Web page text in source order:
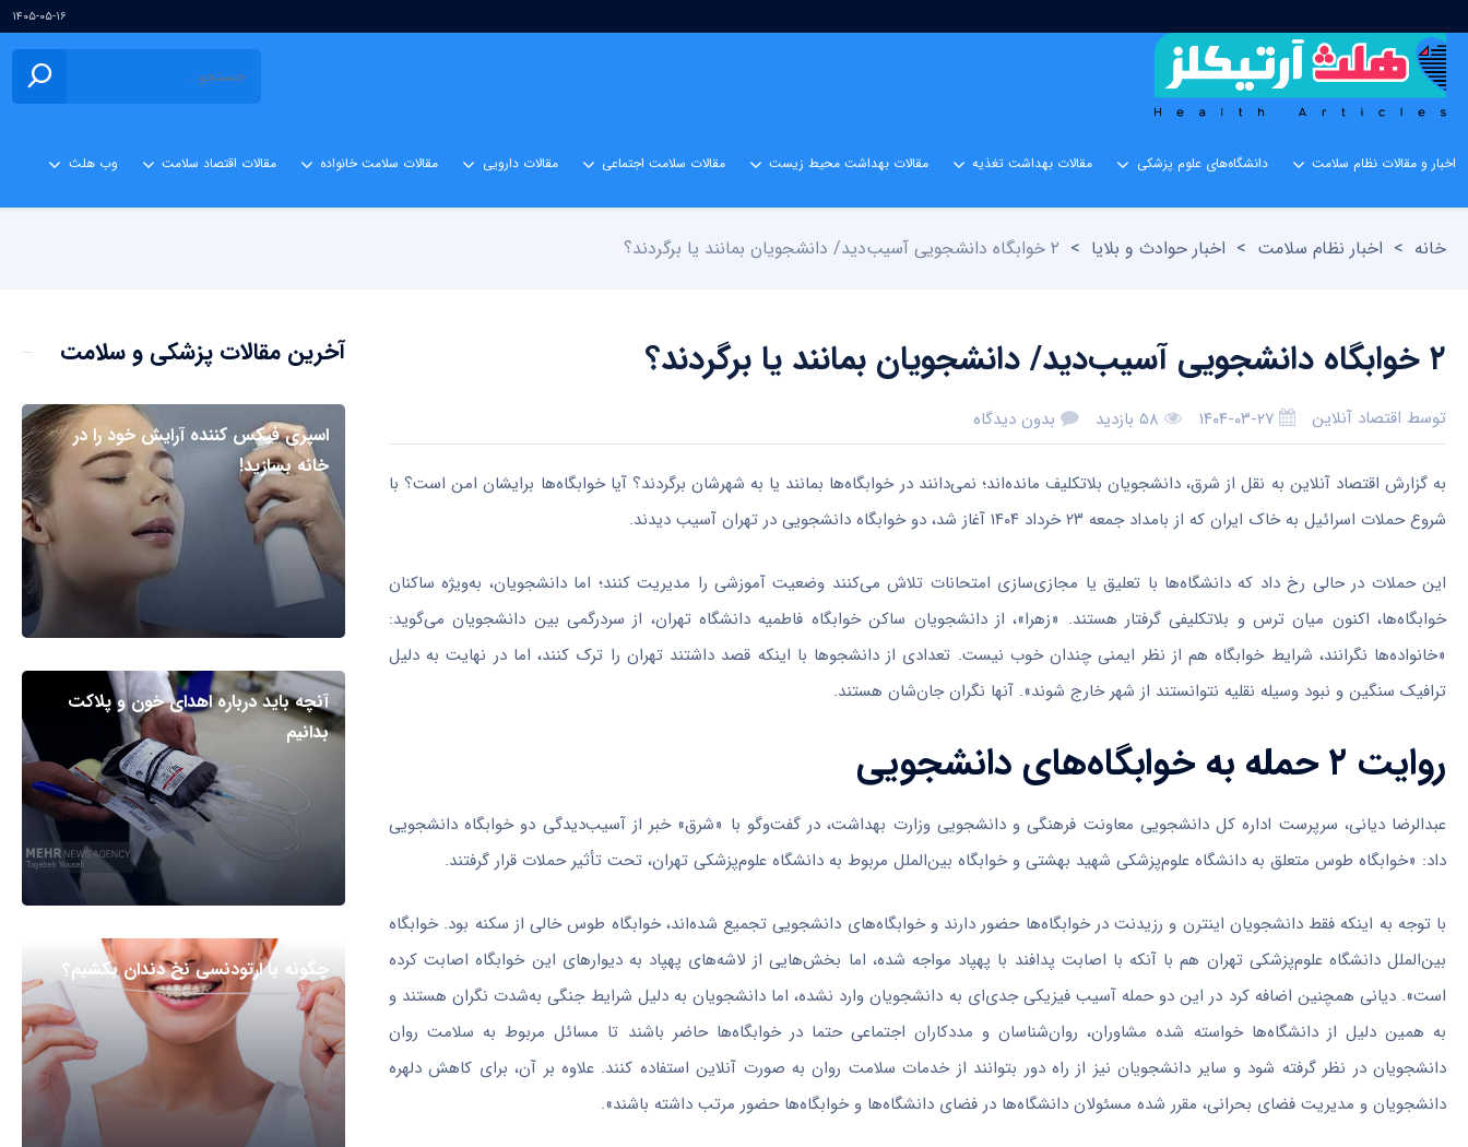
۱۴۰۵-۰۵-۱۶
اخبار و مقالات نظام سلامت دانشگاه‌های علوم پزشکی مقالات بهداشت تغذیه مقالات بهداشت محیط زیست مقالات سلامت اجتماعی مقالات دارویی مقالات سلامت خانواده مقالات اقتصاد سلامت وب هلث
خانه > اخبار نظام سلامت > اخبار حوادث و بلایا > ۲ خوابگاه دانشجویی آسیب‌دید/ دانشجویان بمانند یا برگردند؟
۲ خوابگاه دانشجویی آسیب‌دید/ دانشجویان بمانند یا برگردند؟
توسط اقتصاد آنلاین ۱۴۰۴-۰۳-۲۷ ۵۸ بازدید بدون دیدگاه
به گزارش اقتصاد آنلاین به نقل از شرق، دانشجویان بلاتکلیف مانده‌اند؛ نمی‌دانند در خوابگاه‌ها بمانند یا به شهرشان برگردند؟ آیا خوابگاه‌ها برایشان امن است؟ با
شروع حملات اسرائیل به خاک ایران که از بامداد جمعه ۲۳ خرداد ۱۴۰۴ آغاز شد، دو خوابگاه دانشجویی در تهران آسیب دیدند.
این حملات در حالی رخ داد که دانشگاه‌ها با تعلیق یا مجازی‌سازی امتحانات تلاش می‌کنند وضعیت آموزشی را مدیریت کنند؛ اما دانشجویان، به‌ویژه ساکنان
خوابگاه‌ها، اکنون میان ترس و بلاتکلیفی گرفتار هستند. «زهرا»، از دانشجویان ساکن خوابگاه فاطمیه دانشگاه تهران، از سردرگمی بین دانشجویان می‌گوید:
«خانواده‌ها نگرانند، شرایط خوابگاه هم از نظر ایمنی چندان خوب نیست. تعدادی از دانشجو‌ها با اینکه قصد داشتند تهران را ترک کنند، اما در نهایت به دلیل
ترافیک سنگین و نبود وسیله نقلیه نتوانستند از شهر خارج شوند». آنها نگران جان‌شان هستند.
روایت ۲ حمله به خوابگاه‌های دانشجویی
عبدالرضا دیانی، سرپرست اداره کل دانشجویی معاونت فرهنگی و دانشجویی وزارت بهداشت، در گفت‌و‌گو با «شرق» خبر از آسیب‌دیدگی دو خوابگاه دانشجویی
داد: «خوابگاه طوس متعلق به دانشگاه علوم‌پزشکی شهید بهشتی و خوابگاه بین‌الملل مربوط به دانشگاه علوم‌پزشکی تهران، تحت تأثیر حملات قرار گرفتند.
با توجه به اینکه فقط دانشجویان اینترن و رزیدنت در خوابگاه‌ها حضور دارند و خوابگاه‌های دانشجویی تجمیع شده‌اند، خوابگاه طوس خالی از سکنه بود. خوابگاه
بین‌الملل دانشگاه علوم‌پزشکی تهران هم با آنکه با اصابت پدافند با پهپاد مواجه شده، اما بخش‌هایی از لاشه‌های پهپاد به دیوار‌های این خوابگاه اصابت کرده
است». دیانی همچنین اضافه کرد در این دو حمله آسیب فیزیکی جدی‌ای به دانشجویان وارد نشده، اما دانشجویان به دلیل شرایط جنگی به‌شدت نگران هستند و
به همین دلیل از دانشگاه‌ها خواسته شده مشاوران، روان‌شناسان و مددکاران اجتماعی حتما در خوابگاه‌ها حاضر باشند تا مسائل مربوط به سلامت روان
دانشجویان در نظر گرفته شود و سایر دانشجویان نیز از راه دور بتوانند از خدمات سلامت روان به صورت آنلاین استفاده کنند. علاوه بر آن، برای کاهش دلهره
دانشجویان و مدیریت فضای بحرانی، مقرر شده مسئولان دانشگاه‌ها در فضای دانشگاه‌ها و خوابگاه‌ها حضور مرتب داشته باشند».
آخرین مقالات پزشکی و سلامت
اسپری فیکس کننده آرایش خود را در
خانه بسازید!
آنچه باید درباره اهدای خون و پلاکت
بدانیم
چگونه با ارتودنسی نخ دندان بکشیم؟